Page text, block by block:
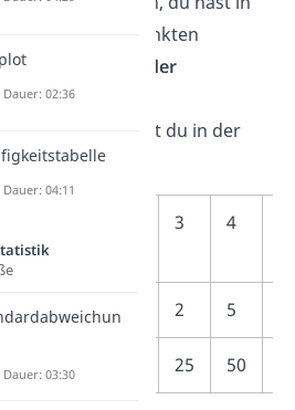
6 von 7 Punkten
Die
Verteilung der
der anderen
siehst du in der
Tabelle.
3 4
0 2 5
25 50
02:36
04:11
Dauer: 03:30